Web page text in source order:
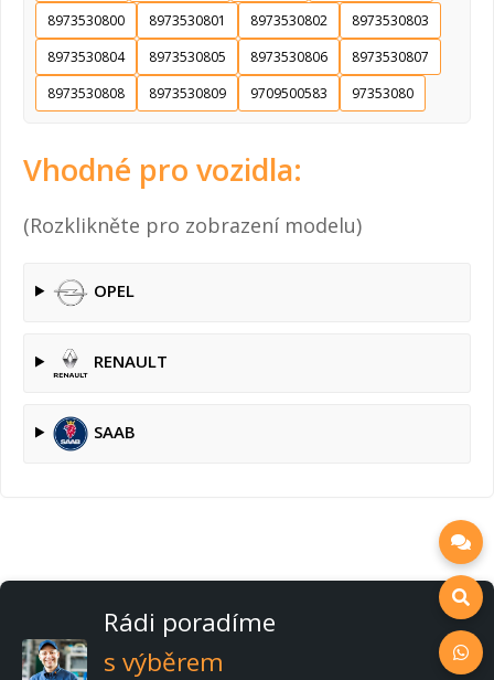
8973530800
8973530801 8973530802
8973530803
8973530804
8973530805 8973530806
8973530807
8973530808
8973530809 9709500583 97353080
Vhodné pro vozidla:
(Rozklikněte pro zobrazení modelu)
OPEL
RENAULT
SAAB
Rádi poradíme
s výběrem